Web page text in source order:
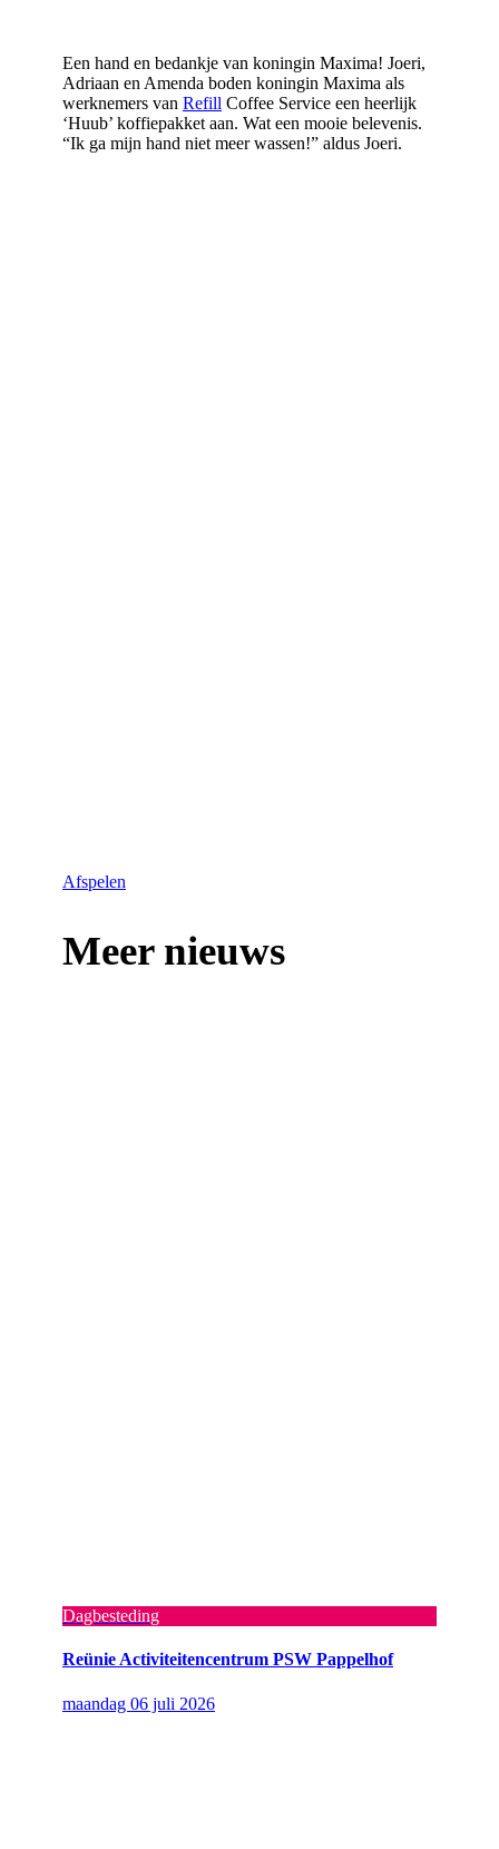
Een hand en bedankje van koningin Maxima! Joeri,
Adriaan en Amenda boden koningin Maxima als
werknemers van Refill Coffee Service een heerlijk
‘Huub’ koffiepakket aan. Wat een mooie belevenis.
“Ik ga mijn hand niet meer wassen!” aldus Joeri.
Afspelen
Meer nieuws
Dagbesteding
Reünie Activiteitencentrum PSW Pappelhof
maandag 06 juli 2026